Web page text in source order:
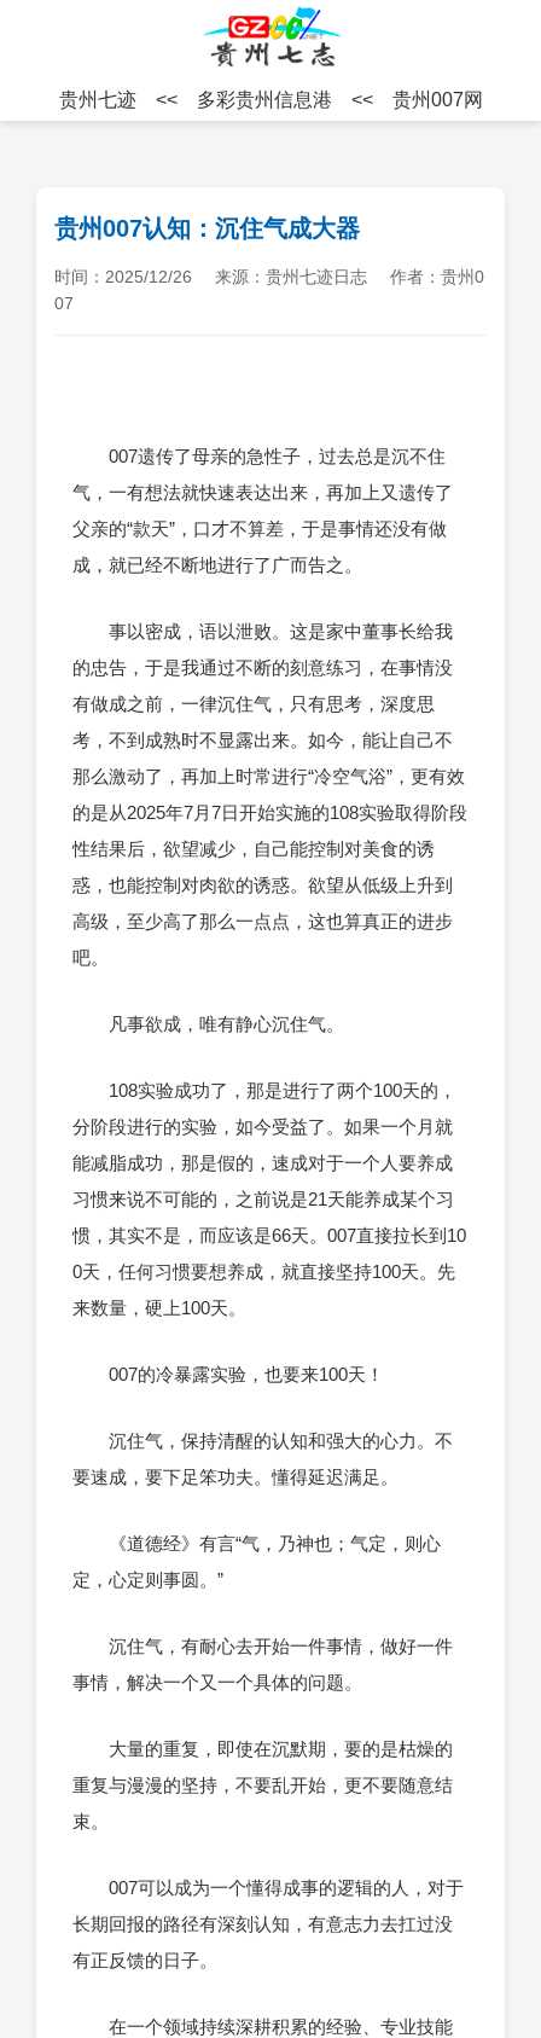
贵州七迹 << 多彩贵州信息港 << 贵州007网
贵州007认知：沉住气成大器
时间：2025/12/26 来源：贵州七迹日志
作者：贵州0
07
007遗传了母亲的急性子，过去总是沉不住
气，一有想法就快速表达出来，再加上又遗传了
父亲的“款天”，口才不算差，于是事情还没有做
成，就已经不断地进行了广而告之。
事以密成，语以泄败。这是家中董事长给我
的忠告，于是我通过不断的刻意练习，在事情没
有做成之前，一律沉住气，只有思考，深度思
考，不到成熟时不显露出来。如今，能让自己不
那么激动了，再加上时常进行“冷空气浴”，更有效
的是从2025年7月7日开始实施的108实验取得阶段
性结果后，欲望减少，自己能控制对美食的诱
惑，也能控制对肉欲的诱惑。欲望从低级上升到
高级，至少高了那么一点点，这也算真正的进步
吧。
凡事欲成，唯有静心沉住气。
108实验成功了，那是进行了两个100天的，
分阶段进行的实验，如今受益了。如果一个月就
能减脂成功，那是假的，速成对于一个人要养成
习惯来说不可能的，之前说是21天能养成某个习
惯，其实不是，而应该是66天。007直接拉长到10
0天，任何习惯要想养成，就直接坚持100天。先
来数量，硬上100天。
007的冷暴露实验，也要来100天！
沉住气，保持清醒的认知和强大的心力。不
要速成，要下足笨功夫。懂得延迟满足。
《道德经》有言“气，乃神也；气定，则心
定，心定则事圆。”
沉住气，有耐心去开始一件事情，做好一件
事情，解决一个又一个具体的问题。
大量的重复，即使在沉默期，要的是枯燥的
重复与漫漫的坚持，不要乱开始，更不要随意结
束。
007可以成为一个懂得成事的逻辑的人，对于
长期回报的路径有深刻认知，有意志力去扛过没
有正反馈的日子。
在一个领域持续深耕积累的经验、专业技能